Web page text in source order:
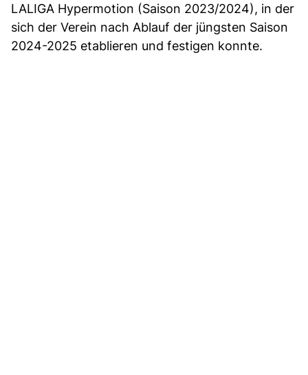
LALIGA Hypermotion (Saison 2023/2024), in der
sich der Verein nach Ablauf der jüngsten Saison
2024-2025 etablieren und festigen konnte.